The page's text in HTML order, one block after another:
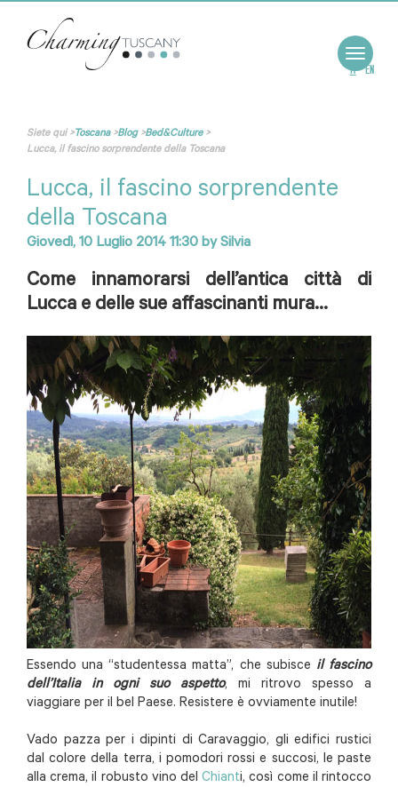
IT EN
Toggle
Siete qui>Toscana>Blog>Bed&Culture>
Lucca, il fascino sorprendente della Toscana
Lucca, il fascino sorprendente
della Toscana
Giovedì, 10 Luglio 2014 11:30 bySilvia
Come innamorarsi dell’antica città di
Lucca e delle sue affascinanti mura...
Essendo una “studentessa matta”, che subisce il fascino
dell’Italia in ogni suo aspetto, mi ritrovo spesso a
viaggiare per il bel Paese. Resistere è ovviamente inutile!
Vado pazza per i dipinti di Caravaggio, gli edifici rustici
dal colore della terra, i pomodori rossi e succosi, le paste
alla crema, il robusto vino del Chianti, così come il rintocco